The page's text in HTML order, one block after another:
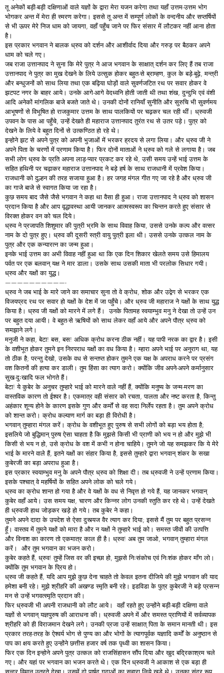
तू अनेकों बड़ी-बड़ी दक्षिणाओं वाले यज्ञों के द्वारा मेरा यजन करेगा तथा यहाँ उत्तम-उत्तम भोग
भोगकर अन्त में मेरा ही स्मरण करेगा। इससे तू अन्त में सम्पूर्ण लोकों के वन्दनीय और सप्तर्षियों
से भी ऊपर मेरे निज धाम को जायगा, वहाँ पहुँच जाने पर फिर संसार में लौटकर नहीं आना होता
है।
इस प्रकार भगवान ने बालक ध्रुव को दर्शन और आशीर्वाद दिया और गरुड़ पर बैठकर अपने
धाम को चले गए।
जब राजा उत्तानपाद ने सुना कि मेरे पुत्र ने आज भगवान के साक्षात् दर्शन कर लिए हैं तब राजा
उत्तानपाद ने पुत्र का मुख देखने के लिये उत्सुक होकर बहुत-से ब्राम्हण, कुल के बड़े-बूढ़े, मन्त्री
और बन्धुजनों को साथ लिया तथा एक बढ़िया घोड़ों वाले सुवर्णजटित रथ पर सवार होकर वे
झटपट नगर के बाहर आये। उनके आगे-आगे वेदध्वनि होती जाती थी तथा शंख, दुन्दुभि एवं वंशी
आदि अनेकों मांगलिक बाजे बजते जाते थे। उनकी दोनों रानियाँ सुनीति और सुरुचि भी सुवर्णमय
आभूषणों से विभूषित हो राजकुमार उत्तम के साथ पालकियों पर चढ़कर चल रही थीं। ध्रुवजी
उपवन के पास आ पहुँचे, उन्हें देखते ही महाराज उत्तानपाद तुरंत रथ से उतर पड़े। पुत्र को
देखने के लिये वे बहुत दिनों से उत्कण्ठित हो रहे थे।
इन्होने झट से अपने पुत्र को अपनी भुजाओं में भरकर ह्रदय से लगा लिया। और ध्रुव जी ने
अपने पिता के चरणों में प्रणाम किया है। फिर दोनों माताओं ने ध्रुव को गले से लगाया है। जब
सभी लोग ध्रुव के प्रति अपना लाड़-प्यार प्रकट कर रहे थे, उसी समय उन्हें भाई उत्तम के
सहित हथिनी पर चढ़ाकर महाराज उत्तानपाद ने बड़े हर्ष के साथ राजधानी में प्रवेश किया।
राजधानी को दुल्हन की तरह सजाया हुआ है। हर जगह मंगल गीत गए जा रहे है और ध्रुव जी
का गाजे बाजे से स्वागत किया जा रहा है।
कुछ समय बाद जैसे जैसे भगवान ने कहा था वैसा ही हुआ। राजा उत्तानपाद ने ध्रुव को शासन
प्रदान किया है और आप वृद्धावस्था आयी जानकर आत्मस्वरूप का चिन्तन करते हुए संसार से
विरक्त होकर वन को चल दिये।
ध्रुव ने प्रजापति शिशुमार की पुत्री भ्रमि के साथ विवाह किया, उससे उनके कल्प और वत्सर
नाम के दो पुत्र हुए। ध्रुव की दूसरी स्त्री वायु पुत्री इला थी। उससे उनके उत्कल नाम के
पुत्र और एक कन्यारत्न का जन्म हुआ।
इनके भाई उत्तम का अभी विवाह नहीं हुआ था कि एक दिन शिकार खेलते समय उसे हिमालय
पर्वत पर एक बलवान् यक्ष ने मार डाला। उसके साथ उसकी माता भी परलोक सिधार गयी।
ध्रुव और यक्षों का युद्ध।
——————————-
ध्रुव ने जब भाई के मारे जाने का समाचार सुना तो वे क्रोध, शोक और उद्वेग से भरकर एक
विजयप्रद रथ पर सवार हो यक्षों के देश में जा पहुँचे। और ध्रुव जी महाराज ने यक्षों के साथ युद्ध
किया है। ध्रुव जी यक्षों को मारने में लगे हैं। उनके पितामह स्वयाम्भुव मनु ने देखा तो उन्हें उन
पर बहुत दया आयी। वे बहुत-से ऋषियों को साथ लेकर वहाँ आये और अपने पौत्र ध्रुव को
समझाने लगे।
मनुजी ने कहा, बेटा! बस, बस! अधिक क्रोध करना ठीक नहीं। यह पापी नरक का द्वार है। इसी
के वशीभूत होकर तुमने इन निरपराध यक्षों का वध किया है। म्हारा अपने भाई पर अनुराग था, यह
तो ठीक है; परन्तु देखो, उसके वध से सन्तप्त होकर तुमने एक यक्ष के अपराध करने पर प्रसंग
वश कितनों की हत्या कर डाली। तुम हिंसा का त्याग करो। क्योंकि जीव अपने-अपने कर्मानुसार
सुख-दुःखादि फल भोगते हैं।
बेटा! ये कुबेर के अनुचर तुम्हारे भाई को मारने वाले नहीं हैं, क्योंकि मनुष्य के जन्म-मरण का
वास्तविक कारण तो ईश्वर है। एकमात्र वही संसार को रचता, पालता और नष्ट करता है, किन्तु
अहंकार शून्य होने के कारण इसके गुण और कर्मों से वह सदा निर्लेप रहता है। तुम अपने क्रोध
को शान्त करो। क्रोध कल्याण मार्ग का बड़ा ही विरोधी है।
भगवान् तुम्हारा मंगल करें। क्रोध के वशीभूत हुए पुरुष से सभी लोगों को बड़ा भय होता है;
इसलिये जो बुद्धिमान् पुरुष ऐसा चाहता है कि मुझसे किसी भी प्राणी को भय न हो और मुझे भी
किसी से भय न हो, उसे क्रोध के वश में कभी न होना चाहिये। तुमने जो यह समझकर कि ये मेरे
भाई के मारने वाले हैं, इतने यक्षों का संहार किया है, इससे तुम्हारे द्वारा भगवान् शंकर के सखा
कुबेरजी का बड़ा अपराध हुआ है।
इस प्रकार स्वयाम्भुव मनु के अपने पौत्र ध्रुव को शिक्षा दी। तब ध्रुवजी ने उन्हें प्रणाम किया।
इसके पश्चात् वे महर्षियों के सहित अपने लोक को चले गये।
ध्रुव का क्रोध शान्त हो गया है और वे यक्षों के वध से निवृत्त हो गये हैं, यह जानकर भगवान्
कुबेर वहाँ आये। उस समय यक्ष, चारण और किन्नर लोग उनकी स्तुति कर रहे थे। उन्हें देखते
ही ध्रुवजी हाथ जोड़कर खड़े हो गये। तब कुबेर ने कहा।
तुमने अपने दादा के उपदेश से ऐसा दुस्त्यज वैर त्याग कर दिया; इससे मैं तुम पर बहुत प्रसन्न
हूँ। वास्तव में तुमने यक्षों को मारा है और न यक्षों ने तुम्हारे भाई को। समस्त जीवों की उत्पत्ति
और विनाश का कारण तो एकमात्र काल ही है। ध्रुव! अब तुम जाओ, भगवान् तुम्हारा मंगल
करें। और तुम भगवान का भजन करो।
कुबेर कहते हैं, ध्रुव! तुम्हें जिस वर की इच्छा हो, मुझसे निःसंकोच एवं निःशंक होकर माँग लो।
क्योंकि तुम भगवान के प्रिय हो।
ध्रुव जी कहते हैं, यदि आप मुझे कुछ देना चाहते तो केवल इतना दीजिये की मुझे भगवान की याद
हमेशा बनी रहे। मुझे श्रीहरि की अखण्ड स्मृति बनी रहे। इडविडा के पुत्र कुबेरजी ने बड़े प्रसन्न
मन से उन्हें भगवत्स्मृति प्रदान की।
फिर ध्रुवजी भी अपनी राजधानी को लौट आये। वहाँ रहते हुए उन्होंने बड़ी-बड़ी दक्षिणा वाले
यज्ञों से भगवान् यज्ञपुरुष की आराधना की। ध्रुवजी अपने में और समस्त प्राणियों में सर्वव्यापक
श्रीहरि को ही विराजमान देखने लगे। उनकी प्रजा उन्हें साक्षात् पिता के समान मानती थी। इस
प्रकार तरह-तरह के ऐश्वर्य भोग से पुण्य का और भोगों के त्यागपूर्वक यज्ञादि कर्मों के अनुष्ठान से
पाप का क्षय करते हुए उन्होंने छत्तीस हजार वर्ष तक पृथ्वी का शासन किया।
फिर एक दिन इन्होने अपने पुत्र उत्कल को राजसिंहासन सौंप दिया और खुद बद्रिकाश्रम चले
गए। और यहां पर भगवान का भजन करते थे। एक दिन ध्रुवजी ने आकाश से एक बड़ा ही